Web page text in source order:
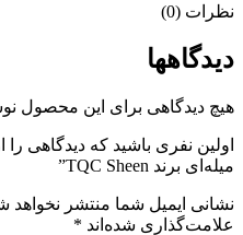
نظرات (0)
دیدگاهها
هیچ دیدگاهی برای این محصول
اولین نفری باشید که دیدگاهی را
میله‌ای برند TQC Sheen”
نشانی ایمیل شما منتشر نخواهد
علامت‌گذاری شده‌اند *